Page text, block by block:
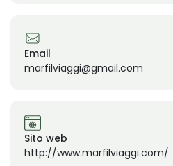
Email
marfilviaggi@gmail.com
Sito web
http://www.marfilviaggi.com/